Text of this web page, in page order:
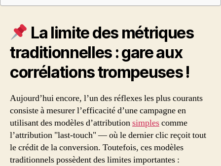
La limite des métriques
traditionnelles : gare aux
corrélations trompeuses !
Aujourd’hui encore, l’un des réflexes les plus courants
consiste à mesurer l’efficacité d’une campagne en
utilisant des modèles d’attributionsimplescomme
l’attribution "last-touch" — où le dernier clic reçoit tout
le crédit de la conversion. Toutefois, ces modèles
traditionnels possèdent des limites importantes :